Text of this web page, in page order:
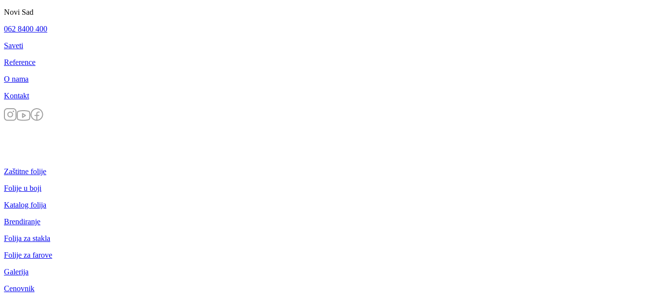
Novi Sad
062 8400 400
Saveti
Reference
O nama
Kontakt
Zaštitne folije
Folije u boji
Katalog folija
Brendiranje
Folija za stakla
Folije za farove
Galerija
Cenovnik